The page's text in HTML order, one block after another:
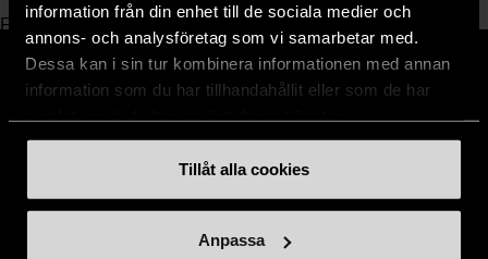
information från din enhet till de sociala medier och
annons- och analysföretag som vi samarbetar med.
Dessa kan i sin tur kombinera informationen med annan
information som du har tillhandahållit eller som de har
Tillåt alla cookies
Anpassa
Fanny Siltberg
Pressekreterare Stockholms Stadsmission